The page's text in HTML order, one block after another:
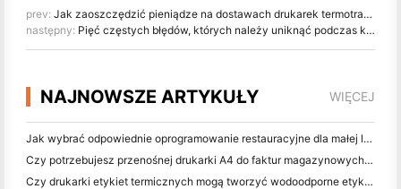
prev: Jak zaoszczędzić pieniądze na dostawach drukarek termotransowych
następny: Pięć częstych błędów, których należy uniknąć podczas korzystania z drukarki etykiet termotransferowych
NAJNOWSZE ARTYKUŁY WIĘCEJ
Jak wybrać odpowiednie oprogramowanie restauracyjne dla małej lub średniej restauracji
Czy potrzebujesz przenośnej drukarki A4 do faktur magazynowych? Co naprawdę działa
Czy drukarki etykiet termicznych mogą tworzyć wodoodporne etykiety dla produktów małych firm?